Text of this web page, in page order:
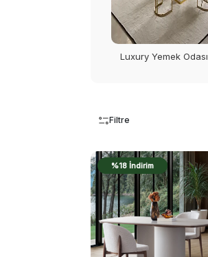
Luxury Yemek Odası
Filtre
%18 İndirim